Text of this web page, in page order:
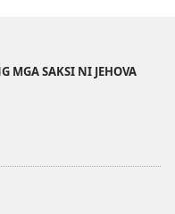
MGA SAKSI NI JEHOVA